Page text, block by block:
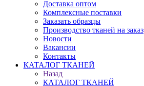
Доставка оптом
Комплексные поставки
Заказать образцы
Производство тканей на заказ
Новости
Вакансии
Контакты
КАТАЛОГ ТКАНЕЙ
Назад
КАТАЛОГ ТКАНЕЙ